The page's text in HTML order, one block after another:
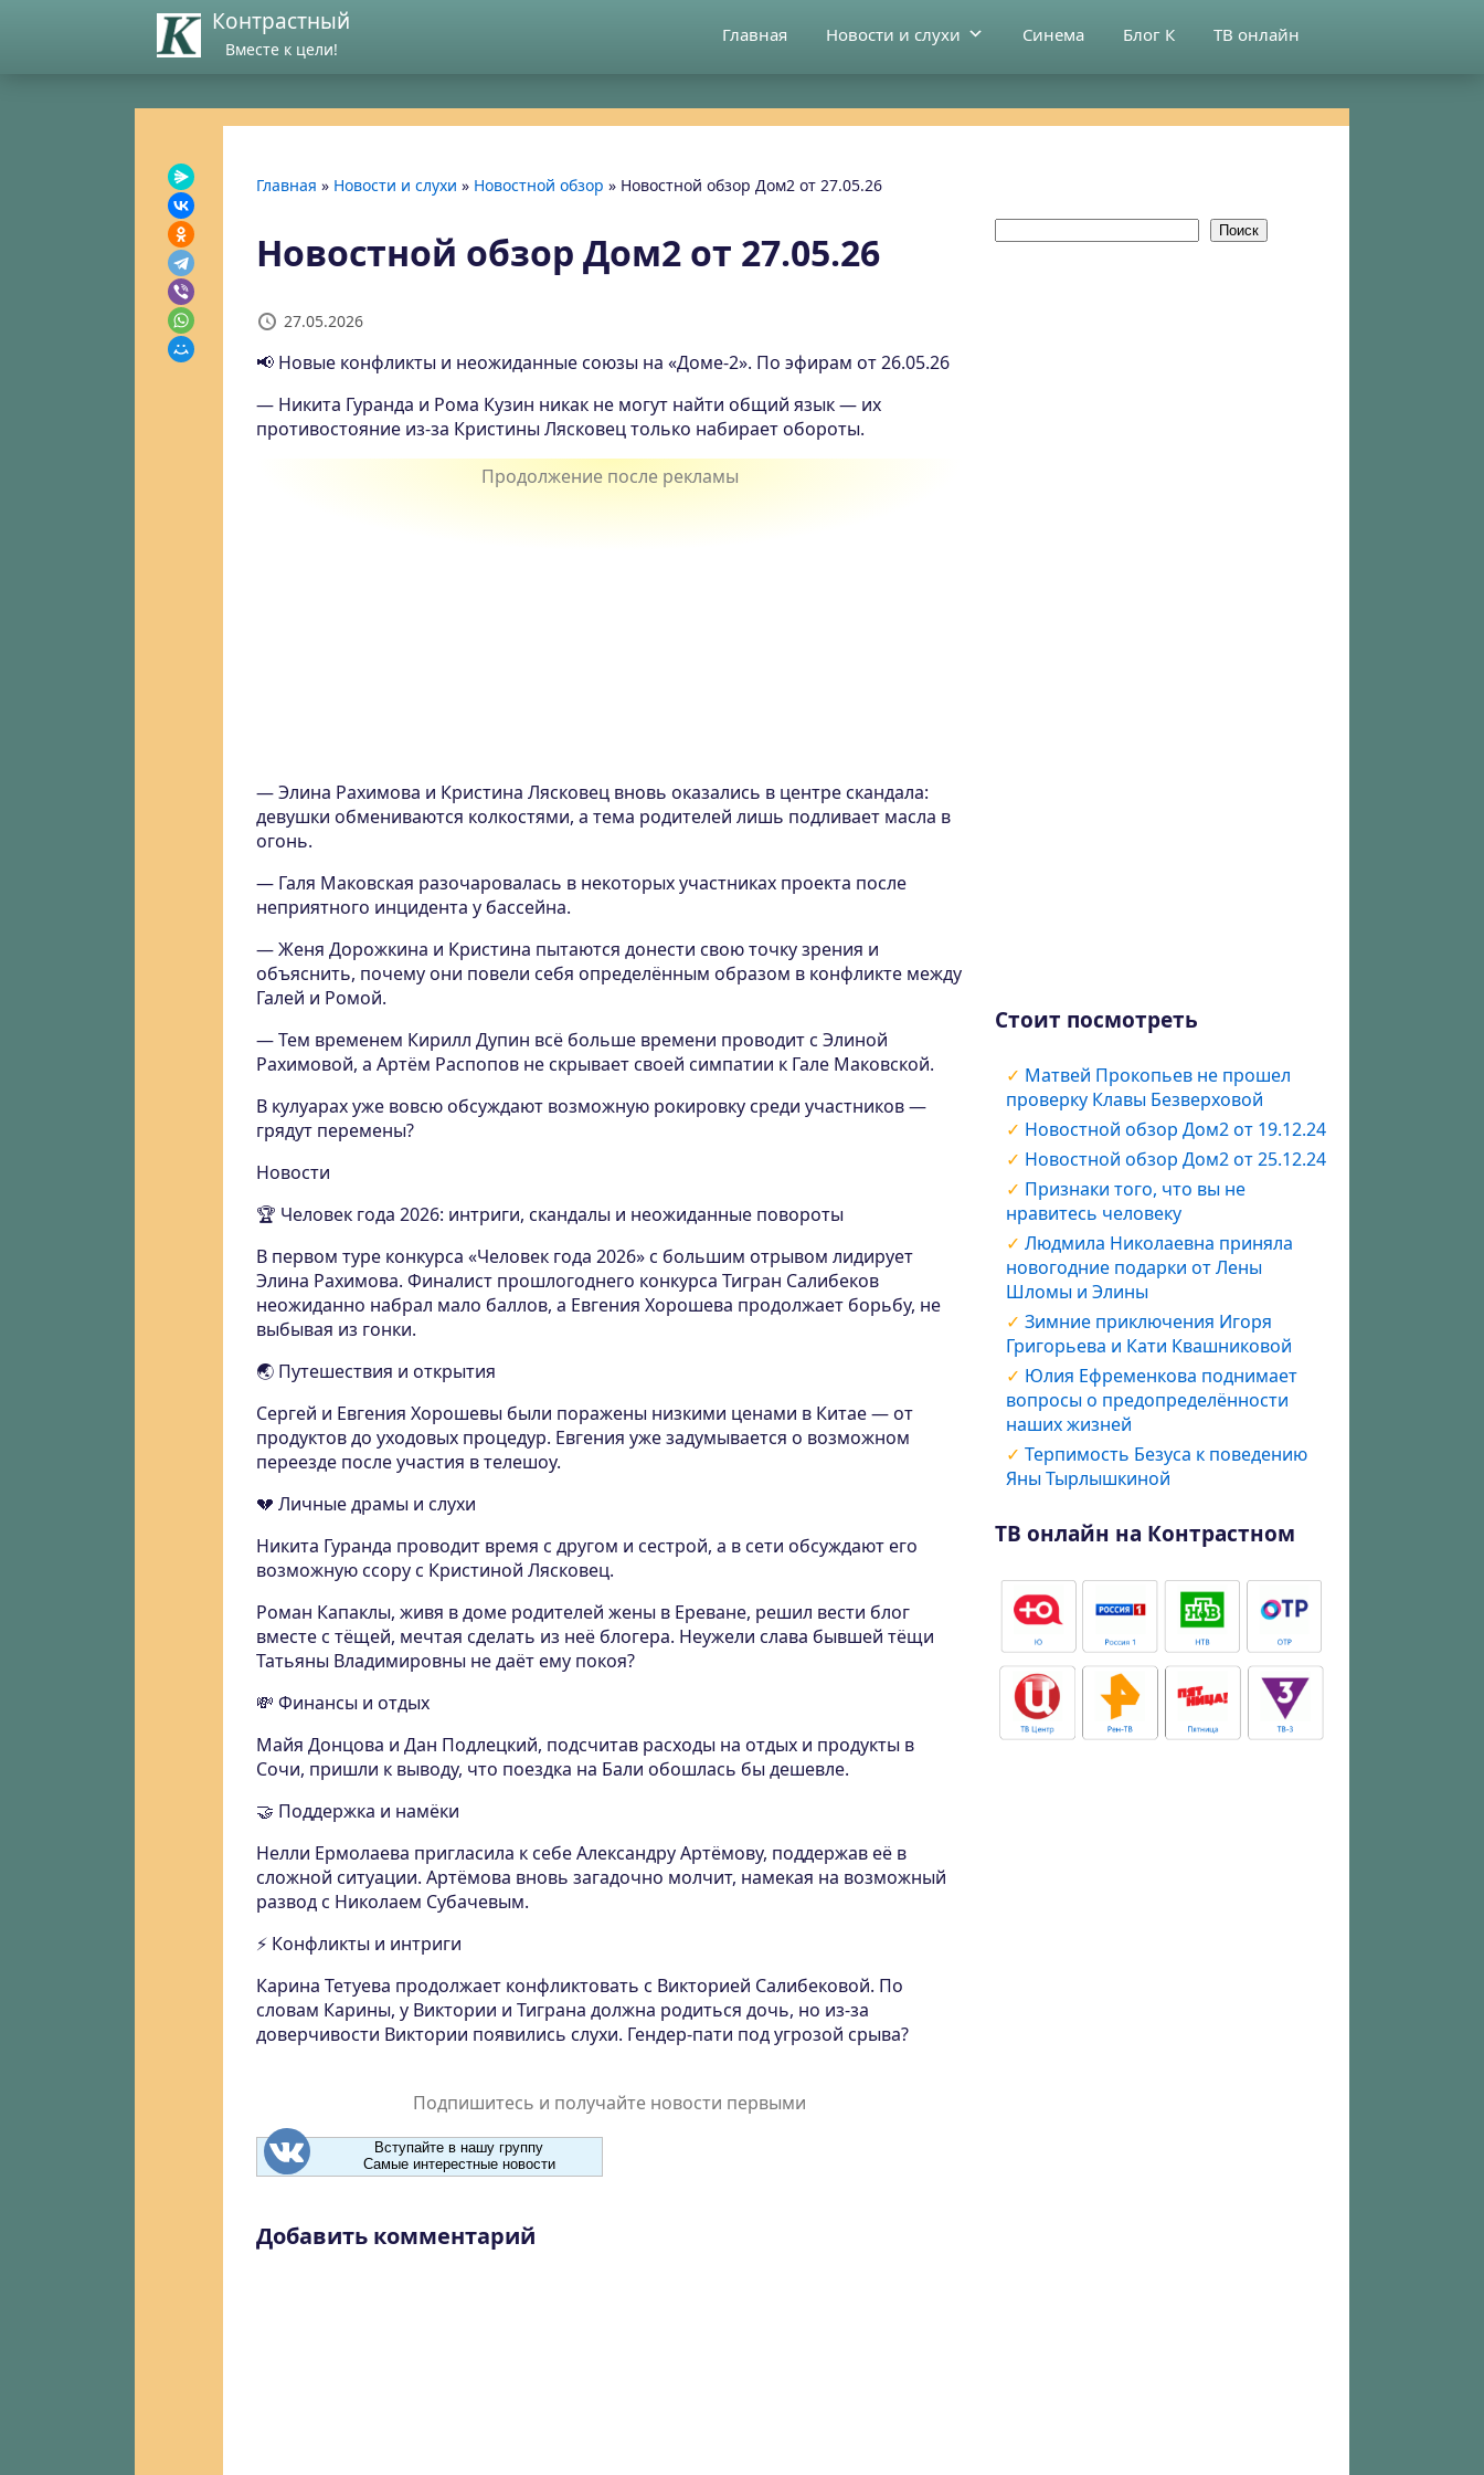
Контрастный
Вместе к цели!
Главная Новости и слухи Синема Блог К ТВ онлайн
Главная » Новости и слухи » Новостной обзор » Новостной обзор Дом2 от 27.05.26
Новостной обзор Дом2 от 27.05.26
27.05.2026
📢 Новые конфликты и неожиданные союзы на «Доме-2». По эфирам от 26.05.26
— Никита Гуранда и Рома Кузин никак не могут найти общий язык — их
противостояние из-за Кристины Лясковец только набирает обороты.
— Элина Рахимова и Кристина Лясковец вновь оказались в центре скандала:
девушки обмениваются колкостями, а тема родителей лишь подливает масла в
огонь.
— Галя Маковская разочаровалась в некоторых участниках проекта после
неприятного инцидента у бассейна.
— Женя Дорожкина и Кристина пытаются донести свою точку зрения и
объяснить, почему они повели себя определённым образом в конфликте между
Галей и Ромой.
— Тем временем Кирилл Дупин всё больше времени проводит с Элиной
Рахимовой, а Артём Распопов не скрывает своей симпатии к Гале Маковской.
В кулуарах уже вовсю обсуждают возможную рокировку среди участников —
грядут перемены?
Новости
🏆 Человек года 2026: интриги, скандалы и неожиданные повороты
В первом туре конкурса «Человек года 2026» с большим отрывом лидирует
Элина Рахимова. Финалист прошлогоднего конкурса Тигран Салибеков
неожиданно набрал мало баллов, а Евгения Хорошева продолжает борьбу, не
выбывая из гонки.
🌏 Путешествия и открытия
Сергей и Евгения Хорошевы были поражены низкими ценами в Китае — от
продуктов до уходовых процедур. Евгения уже задумывается о возможном
переезде после участия в телешоу.
💔 Личные драмы и слухи
Никита Гуранда проводит время с другом и сестрой, а в сети обсуждают его
возможную ссору с Кристиной Лясковец.
Роман Капаклы, живя в доме родителей жены в Ереване, решил вести блог
вместе с тёщей, мечтая сделать из неё блогера. Неужели слава бывшей тёщи
Татьяны Владимировны не даёт ему покоя?
💸 Финансы и отдых
Майя Донцова и Дан Подлецкий, подсчитав расходы на отдых и продукты в
Сочи, пришли к выводу, что поездка на Бали обошлась бы дешевле.
🤝 Поддержка и намёки
Нелли Ермолаева пригласила к себе Александру Артёмову, поддержав её в
сложной ситуации. Артёмова вновь загадочно молчит, намекая на возможный
развод с Николаем Субачевым.
⚡ Конфликты и интриги
Карина Тетуева продолжает конфликтовать с Викторией Салибековой. По
словам Карины, у Виктории и Тиграна должна родиться дочь, но из-за
доверчивости Виктории появились слухи. Гендер-пати под угрозой срыва?
Подпишитесь и получайте новости первыми
Вступайте в нашу группу
Самые интерестные новости
Добавить комментарий
Поиск
Стоит посмотреть
Матвей Прокопьев не прошел
проверку Клавы Безверховой
Новостной обзор Дом2 от 19.12.24
Новостной обзор Дом2 от 25.12.24
Признаки того, что вы не
нравитесь человеку
Людмила Николаевна приняла
новогодние подарки от Лены
Шломы и Элины
Зимние приключения Игоря
Григорьева и Кати Квашниковой
Юлия Ефременкова поднимает
вопросы о предопределённости
наших жизней
Терпимость Безуса к поведению
Яны Тырлышкиной
ТВ онлайн на Контрастном